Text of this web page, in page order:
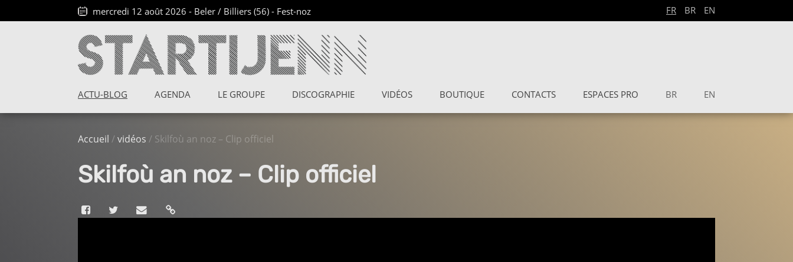
mercredi 12 août 2026 - Beler / Billiers (56) - Fest-noz FR BR EN
ACTU-BLOG AGENDA LE GROUPE DISCOGRAPHIE VIDÉOS BOUTIQUE CONTACTS ESPACES PRO BR EN
Accueil / vidéos / Skilfoù an noz – Clip officiel
Skilfoù an noz – Clip officiel